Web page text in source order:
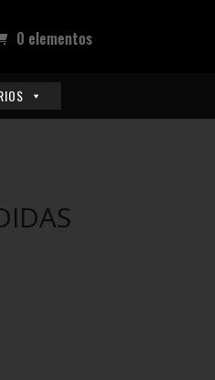
0 elementos